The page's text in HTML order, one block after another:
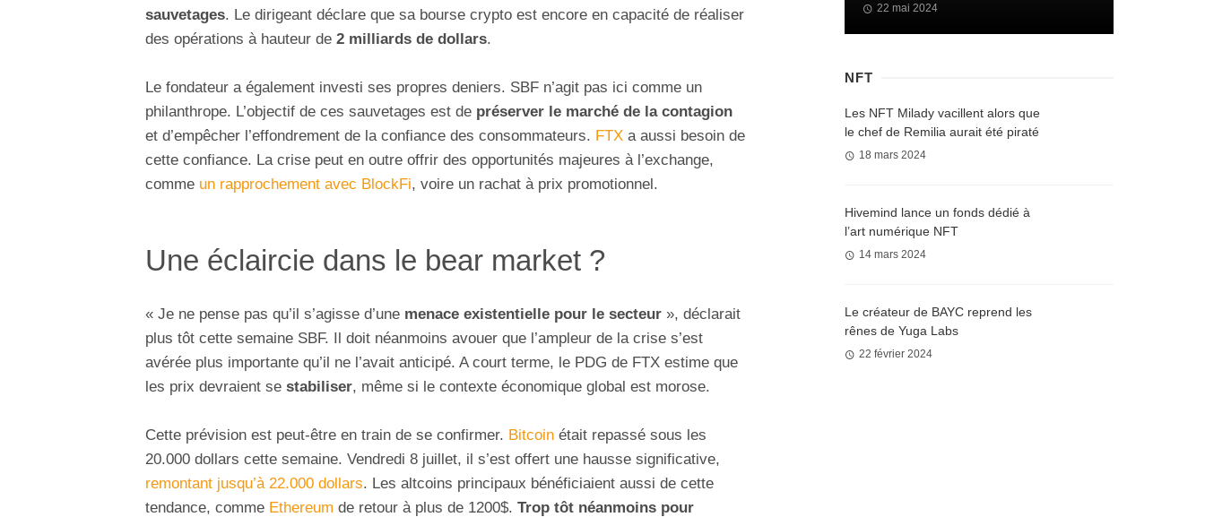
sauvetages. Le dirigeant déclare que sa bourse crypto est encore en capacité de réaliser
des opérations à hauteur de 2 milliards de dollars.
Le fondateur a également investi ses propres deniers. SBF n’agit pas ici comme un
philanthrope. L’objectif de ces sauvetages est de préserver le marché de la contagion
et d’empêcher l’effondrement de la confiance des consommateurs. FTX a aussi besoin de
cette confiance. La crise peut en outre offrir des opportunités majeures à l’exchange,
comme un rapprochement avec BlockFi, voire un rachat à prix promotionnel.
Une éclaircie dans le bear market ?
« Je ne pense pas qu’il s’agisse d’une menace existentielle pour le secteur », déclarait
plus tôt cette semaine SBF. Il doit néanmoins avouer que l’ampleur de la crise s’est
avérée plus importante qu’il ne l’avait anticipé. A court terme, le PDG de FTX estime que
les prix devraient se stabiliser, même si le contexte économique global est morose.
Cette prévision est peut-être en train de se confirmer. Bitcoin était repassé sous les
20.000 dollars cette semaine. Vendredi 8 juillet, il s’est offert une hausse significative,
remontant jusqu’à 22.000 dollars. Les altcoins principaux bénéficiaient aussi de cette
tendance, comme Ethereum de retour à plus de 1200$. Trop tôt néanmoins pour
22 mai 2024
NFT
Les NFT Milady vacillent alors que
le chef de Remilia aurait été piraté
18 mars 2024
Hivemind lance un fonds dédié à
l’art numérique NFT
14 mars 2024
Le créateur de BAYC reprend les
rênes de Yuga Labs
22 février 2024